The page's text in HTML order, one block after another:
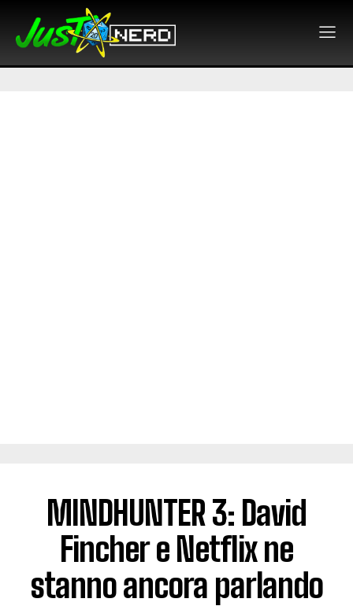
MINDHUNTER 3: David
Fincher e Netflix ne
stanno ancora parlando